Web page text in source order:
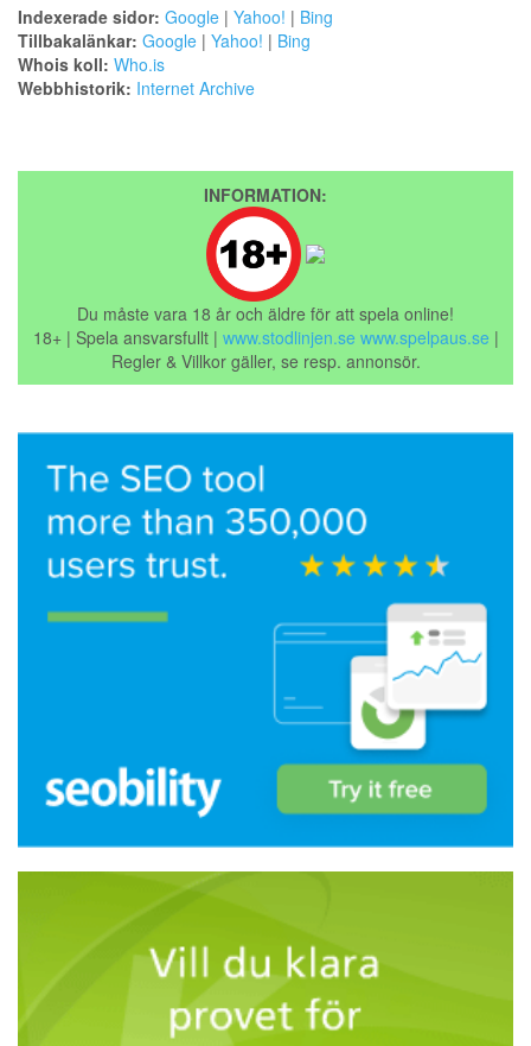
Indexerade sidor: Google | Yahoo! | Bing
Tillbakalänkar: Google | Yahoo! | Bing
Whois koll: Who.is
Webbhistorik: Internet Archive
INFORMATION:
Du måste vara 18 år och äldre för att spela online!
18+ | Spela ansvarsfullt | www.stodlinjen.se www.spelpaus.se |
Regler & Villkor gäller, se resp. annonsör.